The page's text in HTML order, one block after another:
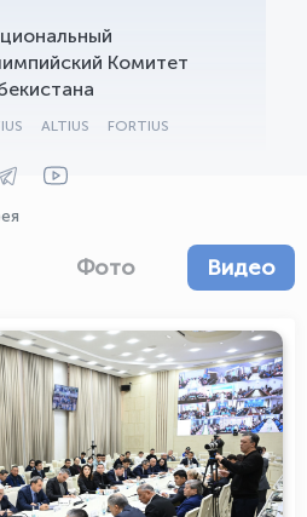
Комитет
ALTIUS FORTIUS
Фото Видео